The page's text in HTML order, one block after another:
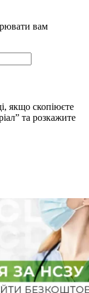
вам
якщо скопіюєте
та розкажите